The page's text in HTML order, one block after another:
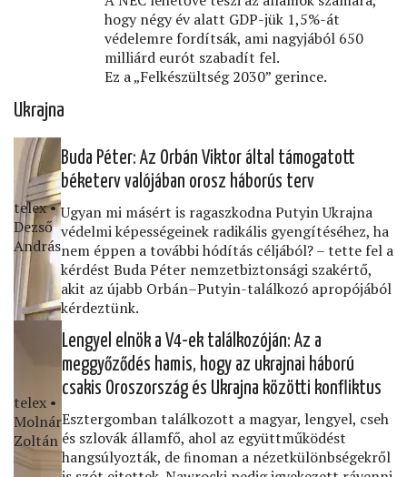
hogy négy év alatt GDP-jük 1,5%-át
védelemre fordítsák, ami nagyjából 650
milliárd eurót szabadít fel.
Ez a „Felkészültség 2030” gerince.
Ukrajna
telex •
Dezső
András
Buda Péter: Az Orbán Viktor által támogatott
béketerv valójában orosz háborús terv
Ugyan mi másért is ragaszkodna Putyin Ukrajna
védelmi képességeinek radikális gyengítéséhez, ha
nem éppen a további hódítás céljából? – tette fel a
kérdést Buda Péter nemzetbiztonsági szakértő,
akit az újabb Orbán–Putyin-találkozó apropójából
kérdeztünk.
telex •
Molnár
Zoltán
Lengyel elnök a V4-ek találkozóján: Az a
meggyőződés hamis, hogy az ukrajnai háború
csakis Oroszország és Ukrajna közötti konﬂiktus
Esztergomban találkozott a magyar, lengyel, cseh
és szlovák államfő, ahol az együttműködést
hangsúlyozták, de ﬁnoman a nézetkülönbségekről